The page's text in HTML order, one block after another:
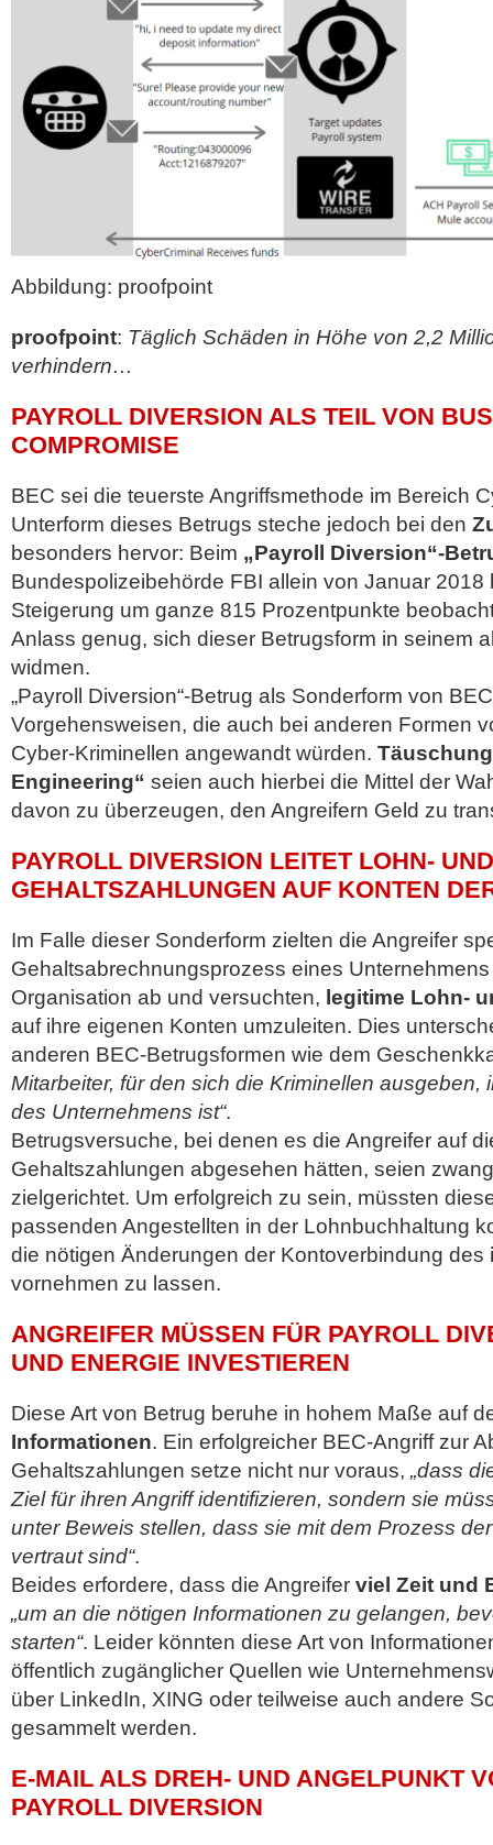
Abbildung: proofpoint
proofpoint: Täglich Schäden in Höhe von 2,2
verhindern…
PAYROLL DIVERSION ALS TEIL VON
COMPROMISE
BEC sei die teuerste Angriffsmethode im Bereich
Unterform dieses Betrugs steche jedoch bei den
besonders hervor: Beim „Payroll Diversion“-
Bundespolizeibehörde FBI allein von Januar 2018
Steigerung um ganze 815 Prozentpunkte
Anlass genug, sich dieser Betrugsform in seinem
widmen.
„Payroll Diversion“-Betrug als Sonderform von
Vorgehensweisen, die auch bei anderen Formen
Cyber-Kriminellen angewandt würden.
Engineering“ seien auch hierbei die Mittel der
davon zu überzeugen, den Angreifern Geld zu
PAYROLL DIVERSION LEITET LOHN- UND
GEHALTSZAHLUNGEN AUF KONTEN
Im Falle dieser Sonderform zielten die Angreifer
Gehaltsabrechnungsprozess eines
Organisation ab und versuchten, legitime Lohn-
auf ihre eigenen Konten umzuleiten. Dies
anderen BEC-Betrugsformen wie dem
Mitarbeiter, für den sich die Kriminellen ausgeben,
des Unternehmens ist“.
Betrugsversuche, bei denen es die Angreifer auf
Gehaltszahlungen abgesehen hätten, seien
zielgerichtet. Um erfolgreich zu sein, müssten
passenden Angestellten in der Lohnbuchhaltung
die nötigen Änderungen der Kontoverbindung des
vornehmen zu lassen.
ANGREIFER MÜSSEN FÜR PAYROLL
UND ENERGIE INVESTIEREN
Diese Art von Betrug beruhe in hohem Maße auf
Informationen. Ein erfolgreicher BEC-Angriff zur
Gehaltszahlungen setze nicht nur voraus, „dass
Ziel für ihren Angriff identifizieren, sondern sie
unter Beweis stellen, dass sie mit dem Prozess
vertraut sind“.
Beides erfordere, dass die Angreifer viel Zeit und
„um an die nötigen Informationen zu gelangen,
starten“. Leider könnten diese Art von
öffentlich zugänglicher Quellen wie
über LinkedIn, XING oder teilweise auch andere
gesammelt werden.
E-MAIL ALS DREH- UND ANGELPUNKT
PAYROLL DIVERSION